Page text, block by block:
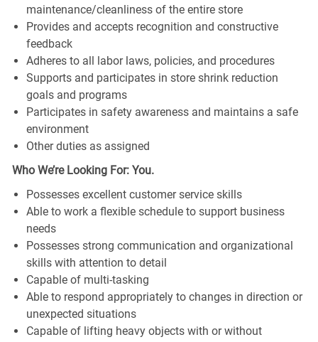
maintenance/cleanliness of the entire store
Provides and accepts recognition and constructive
feedback
Adheres to all labor laws, policies, and procedures
Supports and participates in store shrink reduction
goals and programs
Participates in safety awareness and maintains a safe
environment
Other duties as assigned
Who We’re Looking For: You.
Possesses excellent customer service skills
Able to work a flexible schedule to support business
needs
Possesses strong communication and organizational
skills with attention to detail
Capable of multi-tasking
Able to respond appropriately to changes in direction or
unexpected situations
Capable of lifting heavy objects with or without